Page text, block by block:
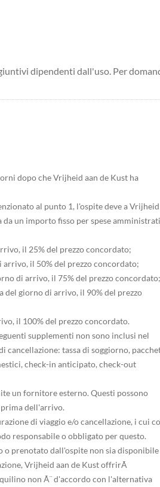
dipendenti dall'uso. Per
dopo che Vrijheid aan de Kust ha
al punto 1, l'ospite deve a Vrijheid
da un importo fisso per spese
il 25% del prezzo concordato;
arrivo, il 50% del prezzo concordato;
di arrivo, il 75% del prezzo concordato;
del giorno di arrivo, il 90% del prezzo
il 100% del prezzo concordato.
supplementi non sono inclusi nel
cancellazione: tassa di soggiorno,
check-in anticipato, check-out
un fornitore esterno. Questi possono
dell'arrivo.
di viaggio e/o cancellazione, i cui
responsabile o obbligato per questo.
o prenotato dall'ospite non sia disponibile
Vrijheid aan de Kust offrirÃ
non Ã¨ d'accordo con l'alternativa